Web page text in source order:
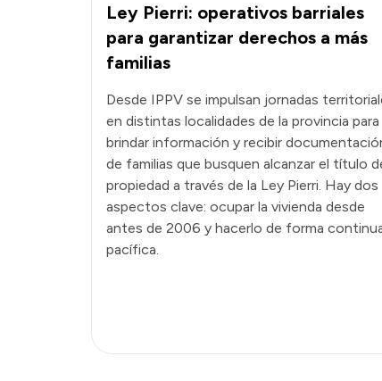
Ley Pierri: operativos barriales
para garantizar derechos a más
familias
Desde IPPV se impulsan jornadas
en distintas localidades de la provincia para
brindar información y recibir
de familias que busquen alcanzar el título
propiedad a través de la Ley Pierri. Hay dos
aspectos clave: ocupar la vivienda desde
antes de 2006 y hacerlo de forma
pacífica.